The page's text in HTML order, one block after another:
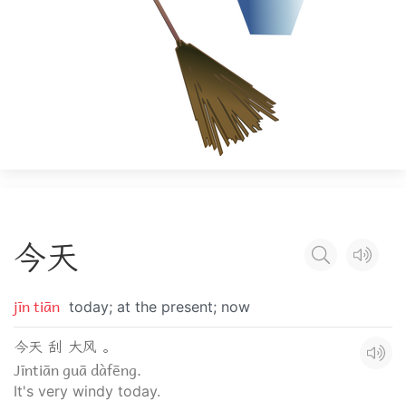
今天
jīn tiān today; at the present; now
今天 刮 大风 。
Jīntiān guā dàfēng.
It's very windy today.